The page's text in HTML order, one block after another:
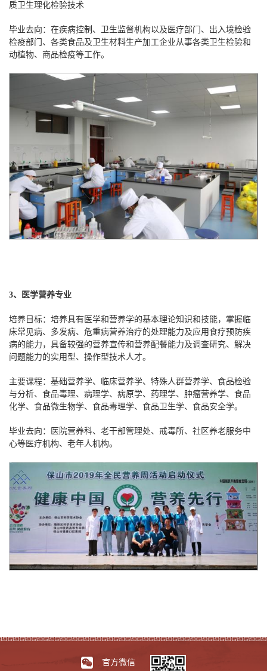
质卫生理化检验技术
毕业去向：在疾病控制、卫生监督机构以及医疗部门、出入境检验
检疫部门、各类食品及卫生材料生产加工企业从事各类卫生检验和
动植物、商品检疫等工作。
3、医学营养专业
培养目标：培养具有医学和营养学的基本理论知识和技能，掌握临
床常见病、多发病、危重病营养治疗的处理能力及应用食疗预防疾
病的能力，具备较强的营养宣传和营养配餐能力及调查研究、解决
问题能力的实用型、操作型技术人才。
主要课程：基础营养学、临床营养学、特殊人群营养学、食品检验
与分析、食品毒理、病理学、病原学、药理学、肿瘤营养学、食品
化学、食品微生物学、食品毒理学、食品卫生学、食品安全学。
毕业去向：医院营养科、老干部管理处、戒毒所、社区养老服务中
心等医疗机构、老年人机构。
官方微信